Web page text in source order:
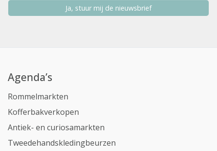
Ja, stuur mij de nieuwsbrief
Agenda’s
Rommelmarkten
Kofferbakverkopen
Antiek- en curiosamarkten
Tweedehandskledingbeurzen